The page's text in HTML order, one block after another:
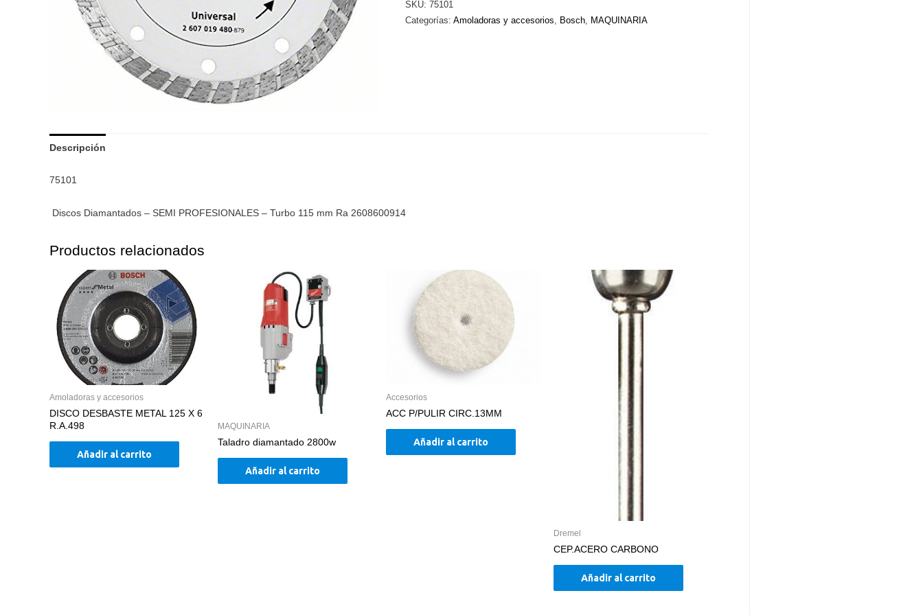
SEMI
SKU: 75101
Categorías: Amoladoras y accesorios Bosch, MAQUINARIA
Descripción
75101
Discos Diamantados – SEMI PROFESIONALES – Turbo 115 mm Ra 2608600914
Productos relacionados
Amoladoras y accesorios
DISCO DESBASTE METAL 125 X 6
R.A.498
Añadir al carrito
MAQUINARIA
Taladro diamantado 2800w
Añadir al carrito
Accesorios
ACC P/PULIR CIRC.13MM
Añadir al carrito
Dremel
CEP.ACERO CARBONO
Añadir al carrito